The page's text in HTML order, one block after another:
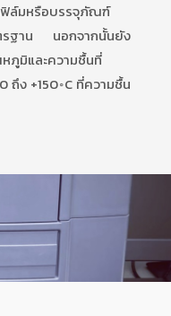
ล์มหรือบรรจุภัณฑ์
รฐาน นอกจากนั้นยัง
ภูมิและความชื้นที่
ง +150◦C ที่ความชื้น